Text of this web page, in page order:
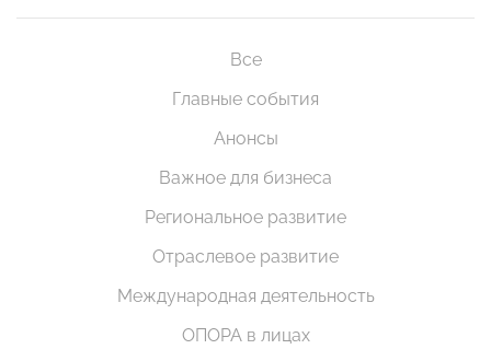
Все
Главные события
Анонсы
Важное для бизнеса
Региональное развитие
Отраслевое развитие
Международная деятельность
ОПОРА в лицах